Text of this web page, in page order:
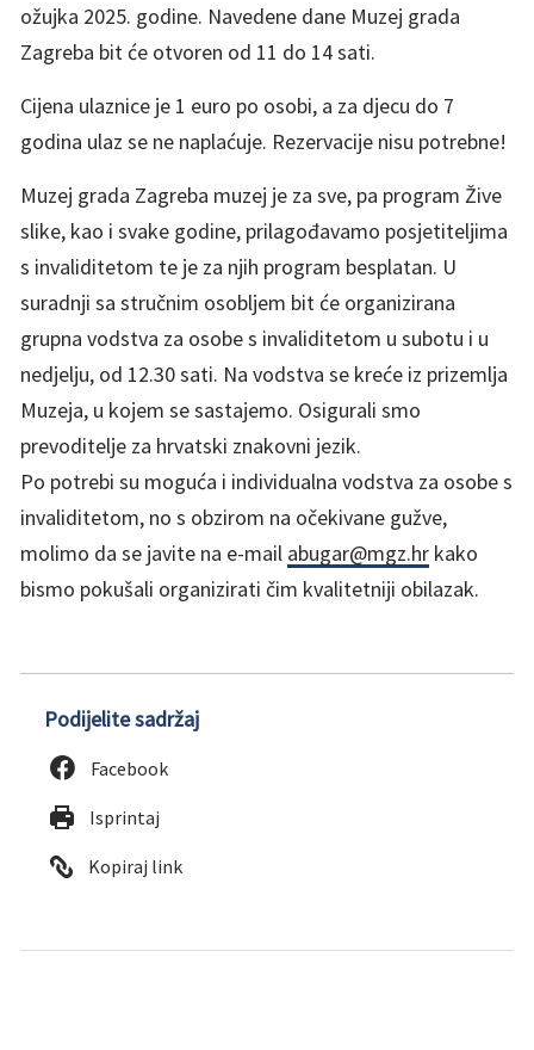
ožujka 2025. godine. Navedene dane Muzej grada
Zagreba bit će otvoren od 11 do 14 sati.
Cijena ulaznice je 1 euro po osobi, a za djecu do 7
godina ulaz se ne naplaćuje. Rezervacije nisu potrebne!
Muzej grada Zagreba muzej je za sve, pa program Žive
slike, kao i svake godine, prilagođavamo posjetiteljima
s invaliditetom te je za njih program besplatan. U
suradnji sa stručnim osobljem bit će organizirana
grupna vodstva za osobe s invaliditetom u subotu i u
nedjelju, od 12.30 sati. Na vodstva se kreće iz prizemlja
Muzeja, u kojem se sastajemo. Osigurali smo
prevoditelje za hrvatski znakovni jezik.
Po potrebi su moguća i individualna vodstva za osobe s
invaliditetom, no s obzirom na očekivane gužve,
molimo da se javite na e-mail abugar@mgz.hr kako
bismo pokušali organizirati čim kvalitetniji obilazak.
Podijelite sadržaj
Facebook
Isprintaj
Kopiraj link